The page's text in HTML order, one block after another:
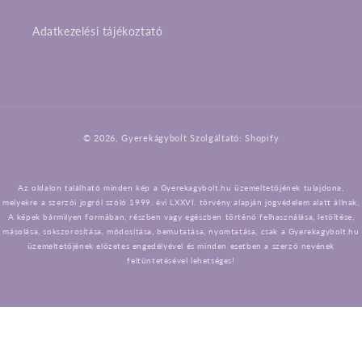
Adatkezelési tájékoztató
© 2026,Gyerekágybolt Szolgáltató: Shopify
Az oldalon található minden kép a Gyerekagybolt.hu üzemeltetőjének tulajdona,
melyekre a szerzői jogról szóló 1999. évi LXXVI. törvény alapján jogvédelem alatt állnak.
A képek bármilyen formában, részben vagy egészben történő felhasználása, letöltése,
másolása, sokszorosítása, módosítása, bemutatása, nyomtatása, csak a Gyerekagybolt.hu
üzemeltetőjének előzetes engedélyével és minden esetben a szerző nevének
feltüntetésével lehetséges!